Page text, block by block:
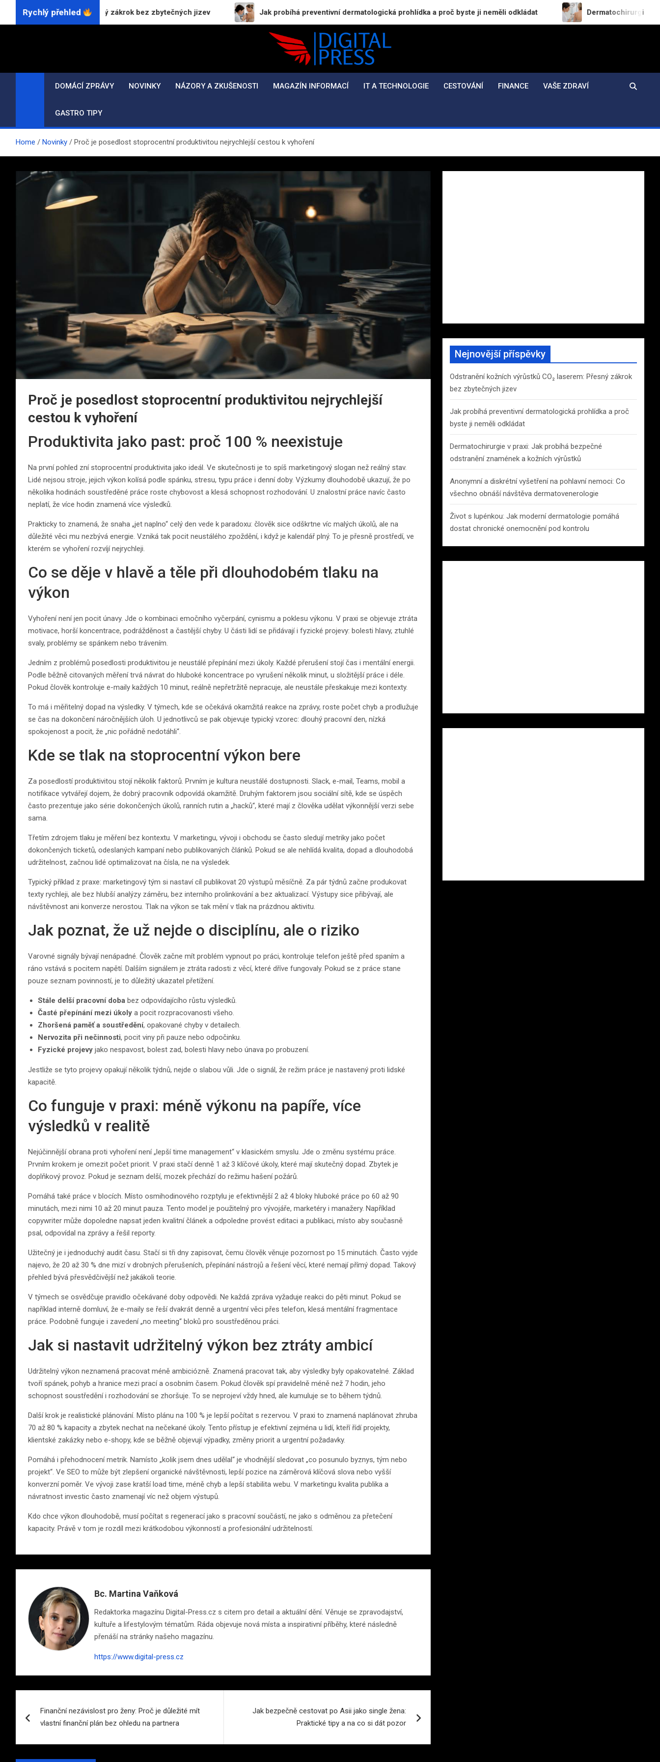
Rychlý přehled
Přesný zákrok bez zbytečných jizev Jak probíhá preventivní dermatologická prohlídka a proč byste ji neměli odkládat Dermatochirurgie v praxi: Jak
Digital-Press.cz
Kvalitní informace pro každý den
DOMÁCÍ ZPRÁVY
NOVINKY NÁZORY A ZKUŠENOSTI MAGAZÍN INFORMACÍ IT A TECHNOLOGIE CESTOVÁNÍ FINANCE VAŠE ZDRAVÍ
GASTRO TIPY
Home Novinky Proč je posedlost stoprocentní produktivitou nejrychlejší cestou k vyhoření
Proč je posedlost stoprocentní produktivitou nejrychlejší
cestou k vyhoření
Produktivita jako past: proč 100 % neexistuje
Na první pohled zní stoprocentní produktivita jako ideál. Ve skutečnosti je to spíš marketingový slogan než reálný stav.
Lidé nejsou stroje, jejich výkon kolísá podle spánku, stresu, typu práce i denní doby. Výzkumy dlouhodobě ukazují, že po
několika hodinách soustředěné práce roste chybovost a klesá schopnost rozhodování. U znalostní práce navíc často
neplatí, že více hodin znamená více výsledků.
Prakticky to znamená, že snaha „jet naplno“ celý den vede k paradoxu: člověk sice odškrtne víc malých úkolů, ale na
důležité věci mu nezbývá energie. Vzniká tak pocit neustálého zpoždění, i když je kalendář plný. To je přesně prostředí, ve
kterém se vyhoření rozvíjí nejrychleji.
Co se děje v hlavě a těle při dlouhodobém tlaku na
výkon
Vyhoření není jen pocit únavy. Jde o kombinaci emočního vyčerpání, cynismu a poklesu výkonu. V praxi se objevuje ztráta
motivace, horší koncentrace, podrážděnost a častější chyby. U části lidí se přidávají i fyzické projevy: bolesti hlavy, ztuhlé
svaly, problémy se spánkem nebo trávením.
Jedním z problémů posedlosti produktivitou je neustálé přepínání mezi úkoly. Každé přerušení stojí čas i mentální energii.
Podle běžně citovaných měření trvá návrat do hluboké koncentrace po vyrušení několik minut, u složitější práce i déle.
Pokud člověk kontroluje e-maily každých 10 minut, reálně nepřetržitě nepracuje, ale neustále přeskakuje mezi kontexty.
To má i měřitelný dopad na výsledky. V týmech, kde se očekává okamžitá reakce na zprávy, roste počet chyb a prodlužuje
se čas na dokončení náročnějších úloh. U jednotlivců se pak objevuje typický vzorec: dlouhý pracovní den, nízká
spokojenost a pocit, že „nic pořádně nedotáhli“.
Kde se tlak na stoprocentní výkon bere
Za posedlostí produktivitou stojí několik faktorů. Prvním je kultura neustálé dostupnosti. Slack, e-mail, Teams, mobil a
notifikace vytvářejí dojem, že dobrý pracovník odpovídá okamžitě. Druhým faktorem jsou sociální sítě, kde se úspěch
často prezentuje jako série dokončených úkolů, ranních rutin a „hacků“, které mají z člověka udělat výkonnější verzi sebe
sama.
Třetím zdrojem tlaku je měření bez kontextu. V marketingu, vývoji i obchodu se často sledují metriky jako počet
dokončených ticketů, odeslaných kampaní nebo publikovaných článků. Pokud se ale nehlídá kvalita, dopad a dlouhodobá
udržitelnost, začnou lidé optimalizovat na čísla, ne na výsledek.
Typický příklad z praxe: marketingový tým si nastaví cíl publikovat 20 výstupů měsíčně. Za pár týdnů začne produkovat
texty rychleji, ale bez hlubší analýzy záměru, bez interního prolinkování a bez aktualizací. Výstupy sice přibývají, ale
návštěvnost ani konverze nerostou. Tlak na výkon se tak mění v tlak na prázdnou aktivitu.
Jak poznat, že už nejde o disciplínu, ale o riziko
Varovné signály bývají nenápadné. Člověk začne mít problém vypnout po práci, kontroluje telefon ještě před spaním a
ráno vstává s pocitem napětí. Dalším signálem je ztráta radosti z věcí, které dříve fungovaly. Pokud se z práce stane
pouze seznam povinností, je to důležitý ukazatel přetížení.
Stále delší pracovní doba bez odpovídajícího růstu výsledků.
Časté přepínání mezi úkoly a pocit rozpracovanosti všeho.
Zhoršená paměť a soustředění, opakované chyby v detailech.
Nervozita při nečinnosti, pocit viny při pauze nebo odpočinku.
Fyzické projevy jako nespavost, bolest zad, bolesti hlavy nebo únava po probuzení.
Jestliže se tyto projevy opakují několik týdnů, nejde o slabou vůli. Jde o signál, že režim práce je nastavený proti lidské
kapacitě.
Co funguje v praxi: méně výkonu na papíře, více
výsledků v realitě
Nejúčinnější obrana proti vyhoření není „lepší time management“ v klasickém smyslu. Jde o změnu systému práce.
Prvním krokem je omezit počet priorit. V praxi stačí denně 1 až 3 klíčové úkoly, které mají skutečný dopad. Zbytek je
doplňkový provoz. Pokud je seznam delší, mozek přechází do režimu hašení požárů.
Pomáhá také práce v blocích. Místo osmihodinového rozptylu je efektivnější 2 až 4 bloky hluboké práce po 60 až 90
minutách, mezi nimi 10 až 20 minut pauza. Tento model je použitelný pro vývojáře, marketéry i manažery. Například
copywriter může dopoledne napsat jeden kvalitní článek a odpoledne provést editaci a publikaci, místo aby současně
psal, odpovídal na zprávy a řešil reporty.
Užitečný je i jednoduchý audit času. Stačí si tři dny zapisovat, čemu člověk věnuje pozornost po 15 minutách. Často vyjde
najevo, že 20 až 30 % dne mizí v drobných přerušeních, přepínání nástrojů a řešení věcí, které nemají přímý dopad. Takový
přehled bývá přesvědčivější než jakákoli teorie.
V týmech se osvědčuje pravidlo očekávané doby odpovědi. Ne každá zpráva vyžaduje reakci do pěti minut. Pokud se
například interně domluví, že e-maily se řeší dvakrát denně a urgentní věci přes telefon, klesá mentální fragmentace
práce. Podobně funguje i zavedení „no meeting“ bloků pro soustředěnou práci.
Jak si nastavit udržitelný výkon bez ztráty ambicí
Udržitelný výkon neznamená pracovat méně ambiciózně. Znamená pracovat tak, aby výsledky byly opakovatelné. Základ
tvoří spánek, pohyb a hranice mezi prací a osobním časem. Pokud člověk spí pravidelně méně než 7 hodin, jeho
schopnost soustředění i rozhodování se zhoršuje. To se neprojeví vždy hned, ale kumuluje se to během týdnů.
Další krok je realistické plánování. Místo plánu na 100 % je lepší počítat s rezervou. V praxi to znamená naplánovat zhruba
70 až 80 % kapacity a zbytek nechat na nečekané úkoly. Tento přístup je efektivní zejména u lidí, kteří řídí projekty,
klientské zakázky nebo e-shopy, kde se běžně objevují výpadky, změny priorit a urgentní požadavky.
Pomáhá i přehodnocení metrik. Namísto „kolik jsem dnes udělal“ je vhodnější sledovat „co posunulo byznys, tým nebo
projekt“. Ve SEO to může být zlepšení organické návštěvnosti, lepší pozice na záměrová klíčová slova nebo vyšší
konverzní poměr. Ve vývoji zase kratší load time, méně chyb a lepší stabilita webu. V marketingu kvalita publika a
návratnost investic často znamenají víc než objem výstupů.
Kdo chce výkon dlouhodobě, musí počítat s regenerací jako s pracovní součástí, ne jako s odměnou za přetečení
kapacity. Právě v tom je rozdíl mezi krátkodobou výkonností a profesionální udržitelností.
Bc. Martina Vaňková
Redaktorka magazínu Digital-Press.cz s citem pro detail a aktuální dění. Věnuje se zpravodajství,
kultuře a lifestylovým tématům. Ráda objevuje nová místa a inspirativní příběhy, které následně
přenáší na stránky našeho magazínu.
https://www.digital-press.cz
pro
příspěvek
Finanční nezávislost pro ženy: Proč je důležité mít
vlastní finanční plán bez ohledu na partnera
Jak bezpečně cestovat po Asii jako single žena:
Praktické tipy a na co si dát pozor
Nejnovější příspěvky
Odstranění kožních výrůstků CO₂ laserem: Přesný zákrok
bez zbytečných jizev
Jak probíhá preventivní dermatologická prohlídka a proč
byste ji neměli odkládat
Dermatochirurgie v praxi: Jak probíhá bezpečné
odstranění znamének a kožních výrůstků
Anonymní a diskrétní vyšetření na pohlavní nemoci: Co
všechno obnáší návštěva dermatovenerologie
Život s lupénkou: Jak moderní dermatologie pomáhá
dostat chronické onemocnění pod kontrolu